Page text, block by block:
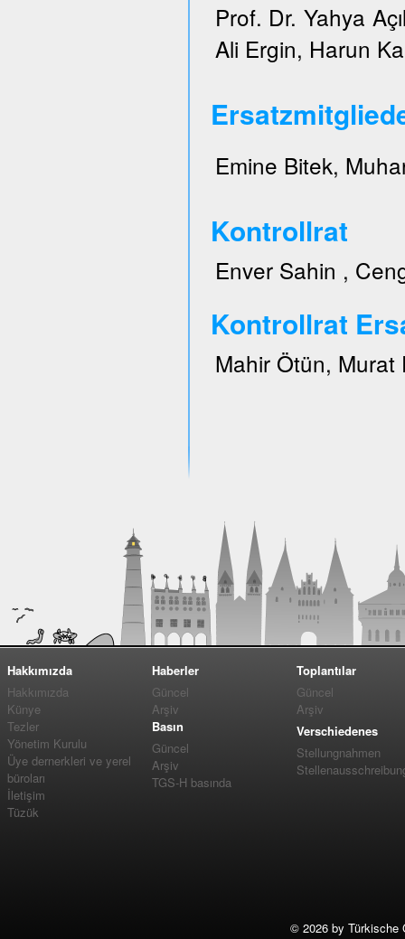
Prof. Dr. Yahya
Ali Ergin, Harun
Emine Bitek,
Kontrollrat
Enver Sahin ,
Kontrollrat
Mahir Ötün, Murat
Hakkımızda
Hakkımızda
Künye
Tezler
Yönetim Kurulu
Üye dernerkleri ve yerel
büroları
İletişim
Tüzük
Haberler
Güncel
Arşiv
Basın
Güncel
Arşiv
TGS-H basında
Toplantılar
Güncel
Arşiv
Verschiedenes
Stellungnahmen
© 2026 by Türkische